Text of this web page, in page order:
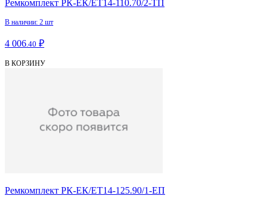
Ремкомплект РК-ЕК/ЕТ14-110.70/2-ТП
В наличии: 2 шт
4 006.40 ₽
В КОРЗИНУ
Ремкомплект РК-ЕК/ЕТ14-125.90/1-ЕП